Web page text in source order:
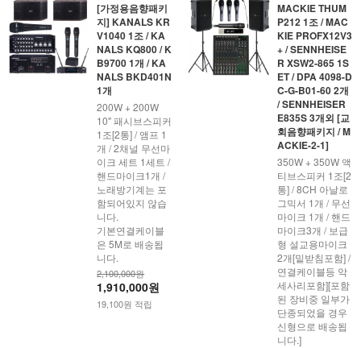
[가정용음향패키
지] KANALS KR
V1040 1조 / KA
NALS KQ800 / K
B9700 1개 / KA
NALS BKD401N
1개
200W + 200W
10" 패시브스피커
1조[2통] / 앰프 1
개 / 2채널 무선마
이크 세트 1세트 /
핸드마이크1개 /
노래방기계는 포
함되어있지 않습
니다.
기본연결케이블
은 5M로 배송됩
니다.
2,100,000원
1,910,000원
19,100원 적립
MACKIE THUM
P212 1조 / MAC
KIE PROFX12V3
+ / SENNHEISE
R XSW2-865 1S
ET / DPA 4098-D
C-G-B01-60 2개
/ SENNHEISER
E835S 3개외 [교
회음향패키지 / M
ACKIE-2-1]
350W + 350W 액
티브스피커 1조[2
통] / 8CH 아날로
그믹서 1개 / 무선
마이크 1개 / 핸드
마이크3개 / 보급
형 설교용마이크
2개[밑받침포함] /
연결케이블등 악
세사리포함][포함
된 장비중 일부가
단종되었을 경우
신형으로 배송됩
니다.]